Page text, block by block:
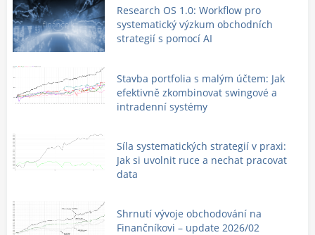
Research OS 1.0: Workflow pro
systematický výzkum obchodních
strategií s pomocí AI
Stavba portfolia s malým účtem: Jak
efektivně zkombinovat swingové a
intradenní systémy
Síla systematických strategií v praxi:
Jak si uvolnit ruce a nechat pracovat
data
Shrnutí vývoje obchodování na
Finančníkovi – update 2026/02